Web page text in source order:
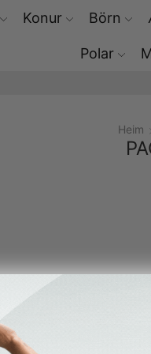
Konur Börn
Polar
Þú færð
Heim